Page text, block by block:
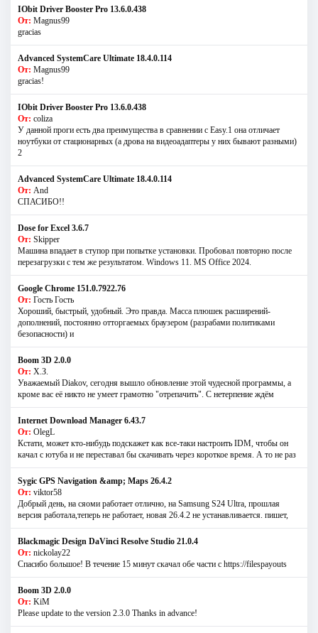
IObit Driver Booster Pro 13.6.0.438
От: Magnus99
gracias
Advanced SystemCare Ultimate 18.4.0.114
От: Magnus99
gracias!
IObit Driver Booster Pro 13.6.0.438
От: coliza
У данной проги есть два преимущества в сравнении с Easy.1 она отличает
ноутбуки от стационарных (а дрова на видеоадаптеры у них бывают разными)
2
Advanced SystemCare Ultimate 18.4.0.114
От: And
СПАСИБО!!
Dose for Excel 3.6.7
От: Skipper
Машина впадает в ступор при попытке установки. Пробовал повторно после
перезагрузки с тем же результатом. Windows 11. MS Offiсe 2024.
Google Chrome 151.0.7922.76
От: Гость Гость
Хороший, быстрый, удобный. Это правда. Масса плюшек расширений-
дополнений, постоянно отторгаемых браузером (разрабами политиками
безопасности) и
Boom 3D 2.0.0
От: Х.З.
Уважаемый Diakov, сегодня вышло обновление этой чудесной программы, а
кроме вас её никто не умеет грамотно "отрепачить". С нетерпение ждём
Internet Download Manager 6.43.7
От: OlegL
Кстати, может кто-нибудь подскажет как все-таки настроить IDM, чтобы он
качал с ютуба и не переставал бы скачивать через короткое время. А то не раз
Sygic GPS Navigation &amp; Maps 26.4.2
От: viktor58
Добрый день, на сяоми работает отлично, на Samsung S24 Ultra, прошлая
версия работала,теперь не работает, новая 26.4.2 не устанавливается. пишет,
Blackmagic Design DaVinci Resolve Studio 21.0.4
От: nickolay22
Спасибо большое! В течение 15 минут скачал обе части с https://filespayouts
Boom 3D 2.0.0
От: KiM
Please update to the version 2.3.0 Thanks in advance!